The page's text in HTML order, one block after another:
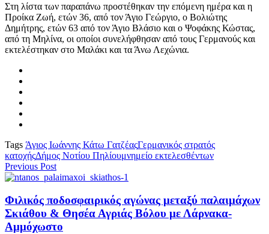
Στη λίστα των παραπάνω προστέθηκαν την επόμενη ημέρα και η
Προίκα Ζωή, ετών 36, από τον Άγιο Γεώργιο, ο Βολιώτης
Δημήτρης, ετών 63 από τον Άγιο Βλάσιο και ο Ψοφάκης Κώστας,
από τη Μηλίνα, οι οποίοι συνελήφθησαν από τους Γερμανούς και
εκτελέστηκαν στο Μαλάκι και τα Άνω Λεχώνια.
Tags Άγιος Ιωάννης Κάτω ΓατζέαςΓερμανικός στρατός
κατοχήςΔήμος Νοτίου Πηλίουμνημείο εκτελεσθέντων
Previous Post
Φιλικός ποδοσφαιρικός αγώνας μεταξύ παλαιμάχων
Σκιάθου & Θησέα Αγριάς Βόλου με Λάρνακα-
Αμμόχωστο